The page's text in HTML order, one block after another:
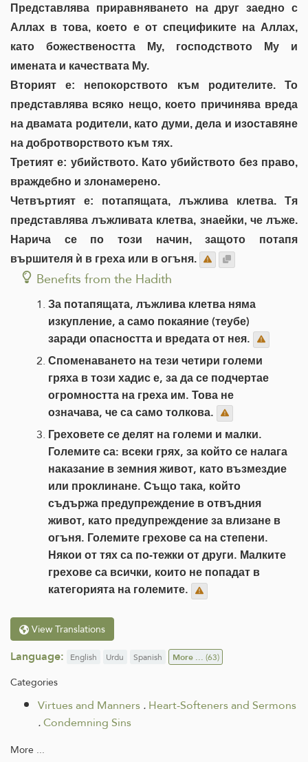
Представлява приравняването на друг заедно с
Аллах в това, което е от спецификите на Аллах,
като божествеността Му, господството Му и
имената и качествата Му.
Вторият е: непокорството към родителите. То
представлява всяко нещо, което причинява вреда
на двамата родители, като думи, дела и изоставяне
на добротворството към тях.
Третият е: убийството. Като убийството без право,
враждебно и злонамерено.
Четвъртият е: потапящата, лъжлива клетва. Тя
представлява лъжливата клетва, знаейки, че лъже.
Нарича се по този начин, защото потапя
вършителя ѝ в греха или в огъня.
Benefits from the Hadith
За потапящата, лъжлива клетва няма
изкупление, а само покаяние (теубе)
заради опасността и вредата от нея.
Споменаването на тези четири големи
гряха в този хадис е, за да се подчертае
огромността на греха им. Това не
означава, че са само толкова.
Греховете се делят на големи и малки.
Големите са: всеки грях, за който се налага
наказание в земния живот, като възмездие
или проклинане. Също така, който
съдържа предупреждение в отвъдния
живот, като предупреждение за влизане в
огъня. Големите грехове са на степени.
Някои от тях са по-тежки от други. Малките
грехове са всички, които не попадат в
категорията на големите.
View Translations
Language: English Urdu Spanish More ...(63)
Categories
Virtues and Manners.Heart-Softeners and Sermons
.Condemning Sins
More ...